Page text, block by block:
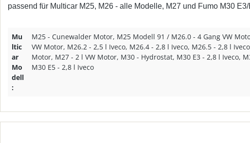
passend für Multicar M25, M26 - alle Modelle, M27 und Fumo M30
Mu
ltic
ar
Mo
dell
:
M25 - Cunewalder Motor, M25 Modell 91 / M26.0 - 4 Gang VW
VW Motor, M26.2 - 2,5 l Iveco, M26.4 - 2,8 l Iveco, M26.5 - 2,8 l
Motor, M27 - 2 l VW Motor, M30 - Hydrostat, M30 E3 - 2,8 l Iveco,
M30 E5 - 2,8 l Iveco